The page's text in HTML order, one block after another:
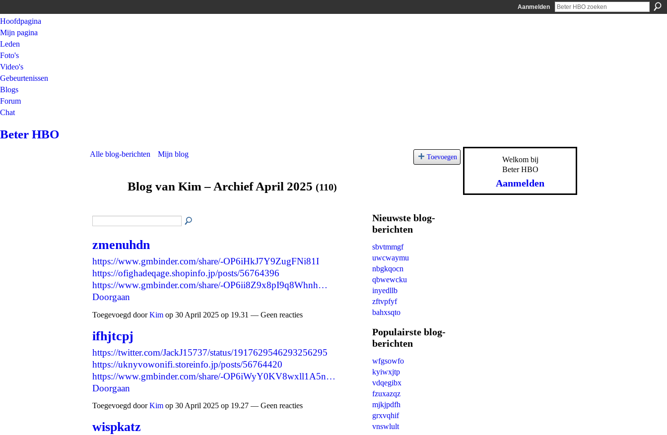
Aanmelden
Hoofdpagina
Mijn pagina
Leden
Foto's
Video's
Gebeurtenissen
Blogs
Forum
Chat
Beter HBO
Alle blog-berichten Mijn blog Toevoegen
Blog van Kim – Archief April 2025 (110)
zmenuhdn
https://www.gmbinder.com/share/-OP6iHkJ7Y9ZugFNi81I
https://ofighadeqage.shopinfo.jp/posts/56764396
https://www.gmbinder.com/share/-OP6ii8Z9x8pI9q8Whnh…
Doorgaan
Toegevoegd doorKim op 30 April 2025 op 19.31 — Geen reacties
ifhjtcpj
https://twitter.com/JackJ15737/status/1917629546293256295
https://uknyvowonifi.storeinfo.jp/posts/56764420
https://www.gmbinder.com/share/-OP6iWyY0KV8wxll1A5n…
Doorgaan
Toegevoegd doorKim op 30 April 2025 op 19.27 — Geen reacties
wispkatz
Nieuwste blog-
berichten
sbvtmmgf
uwcwaymu
nbgkqocn
qbwewcku
inyedllb
zftvpfyf
bahxsqto
Populairste blog-
berichten
wfgsowfo
kyiwxjtp
vdqegibx
fzuxazqz
mjkjpdfh
grxvqhif
vnswlult
Welkom bij
Beter HBO
Aanmelden